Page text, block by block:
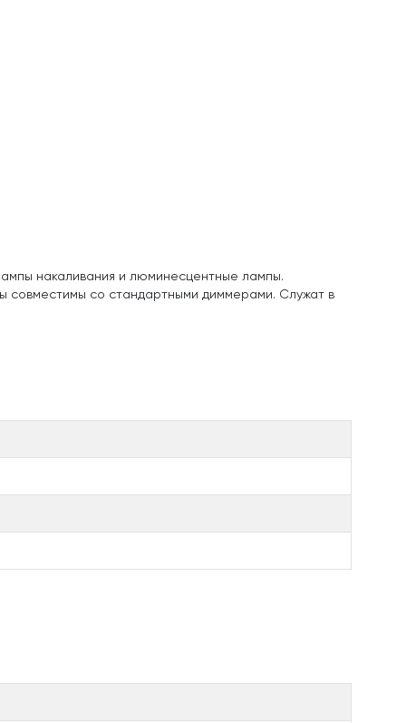
накаливания и люминесцентные лампы.
совместимы со стандартными диммерами. Служат в